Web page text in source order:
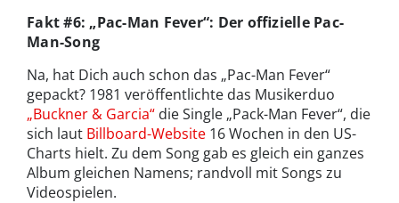
Fakt #6: „Pac-Man Fever“: Der offizielle Pac-
Man-Song
Na, hat Dich auch schon das „Pac-Man Fever“
gepackt? 1981 veröffentlichte das Musikerduo
„Buckner & Garcia“ die Single „Pack-Man Fever“, die
sich laut Billboard-Website 16 Wochen in den US-
Charts hielt. Zu dem Song gab es gleich ein ganzes
Album gleichen Namens; randvoll mit Songs zu
Videospielen.